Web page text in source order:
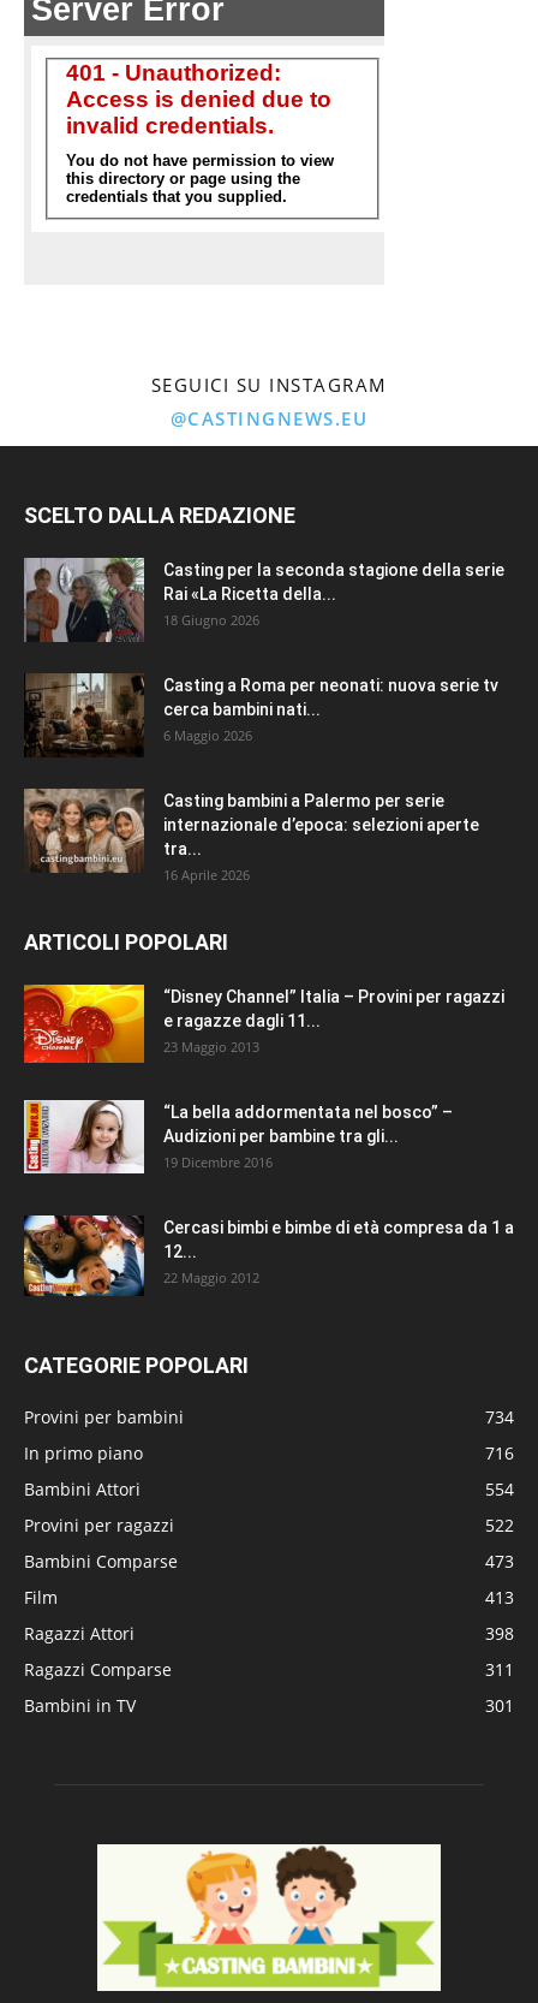
SEGUICI SU INSTAGRAM
@CASTINGNEWS.EU
SCELTO DALLA REDAZIONE
Casting per la seconda stagione della serie
Rai «La Ricetta della...
18 Giugno 2026
Casting a Roma per neonati: nuova serie tv
cerca bambini nati...
6 Maggio 2026
Casting bambini a Palermo per serie
internazionale d’epoca: selezioni aperte
tra...
16 Aprile 2026
ARTICOLI POPOLARI
“Disney Channel” Italia – Provini per ragazzi
e ragazze dagli 11...
23 Maggio 2013
“La bella addormentata nel bosco” –
Audizioni per bambine tra gli...
19 Dicembre 2016
Cercasi bimbi e bimbe di età compresa da 1 a
12...
22 Maggio 2012
CATEGORIE POPOLARI
Provini per bambini
734
In primo piano
716
Bambini Attori
554
Provini per ragazzi
522
Bambini Comparse
473
Film
413
Ragazzi Attori
398
Ragazzi Comparse
311
Bambini in TV
301